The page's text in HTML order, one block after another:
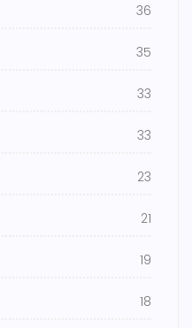
36
35
33
33
23
21
19
18